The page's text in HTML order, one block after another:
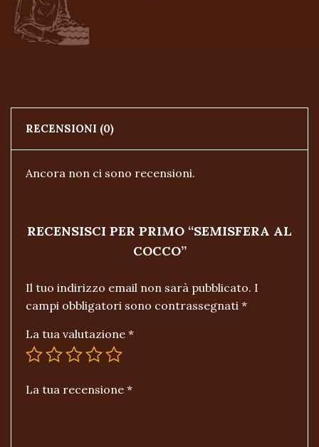
RECENSIONI (0)
Ancora non ci sono recensioni.
RECENSISCI PER PRIMO “SEMISFERA AL
COCCO”
Il tuo indirizzo email non sarà pubblicato. I
campi obbligatori sono contrassegnati *
La tua valutazione *
La tua recensione *